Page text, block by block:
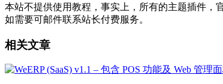
本站不提供使用教程，事实上，所有的主题插件，
如需要可邮件联系站长付费服务。
相关文章